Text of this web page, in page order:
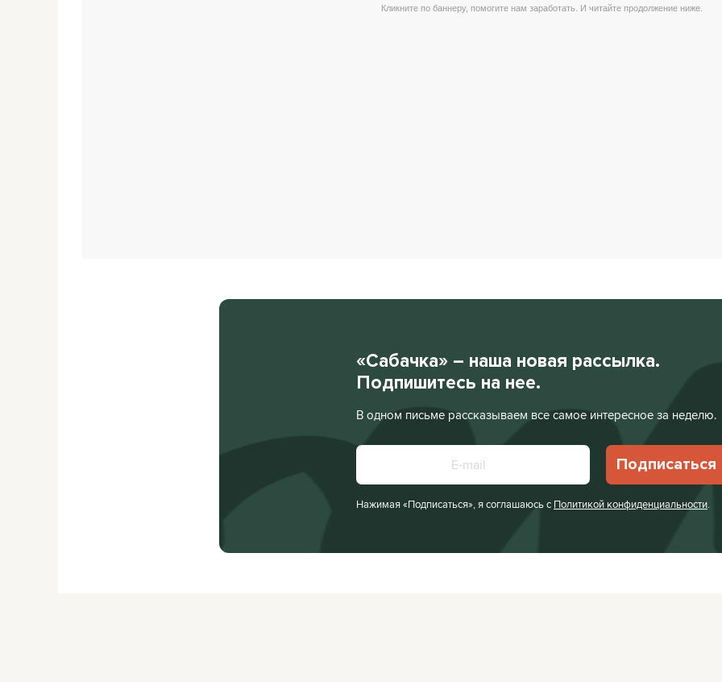
«Сабачка» – наша новая рассылка.
Подпишитесь на нее.
В одном письме рассказываем все самое интересное за неделю.
Подписаться
Нажимая «Подписаться», я соглашаюсь с Политикой конфиденциальности